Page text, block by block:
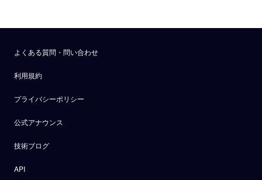
よくある質問・問い合わせ
利用規約
プライバシーポリシー
公式アナウンス
技術ブログ
API